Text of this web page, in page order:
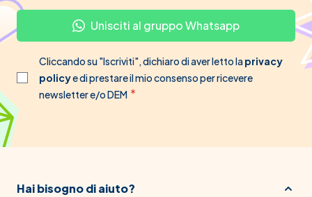
Unisciti al gruppo Whatsapp
Cliccando su "Iscriviti", dichiaro di aver letto laprivacy
policye di prestare il mio consenso per ricevere
newsletter e/o DEM
Hai bisogno di aiuto?